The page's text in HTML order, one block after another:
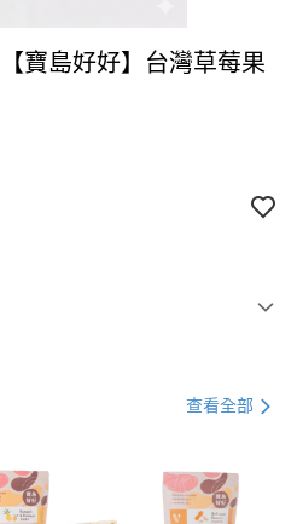
寶島好好】台灣草莓果
查看全部